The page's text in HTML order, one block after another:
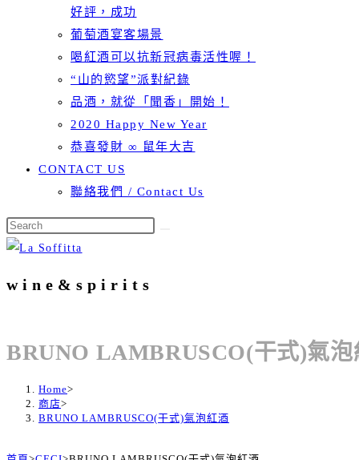
好評，成功
葡萄酒宴客場景
喝紅酒可以抗新冠病毒活性喔！
“山的慾望”派對紀錄
品酒，就從「聞香」開始！
2020 Happy New Year
恭喜發財 ∞ 鼠年大吉
CONTACT US
聯絡我們 / Contact Us
wine&spirits
BRUNO LAMBRUSCO(干式)氣泡
Home>
商店>
BRUNO LAMBRUSCO(干式)氣泡紅酒